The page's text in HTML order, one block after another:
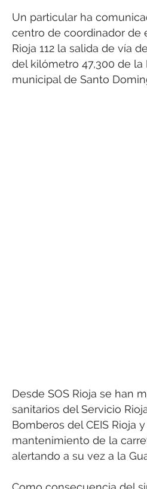
Un particular ha
centro de coordinador de
Rioja 112 la salida de vía
del kilómetro 47,300 de la
municipal de Santo
Desde SOS Rioja se han
sanitarios del Servicio
Bomberos del CEIS Rioja
mantenimiento de la
alertando a su vez a la